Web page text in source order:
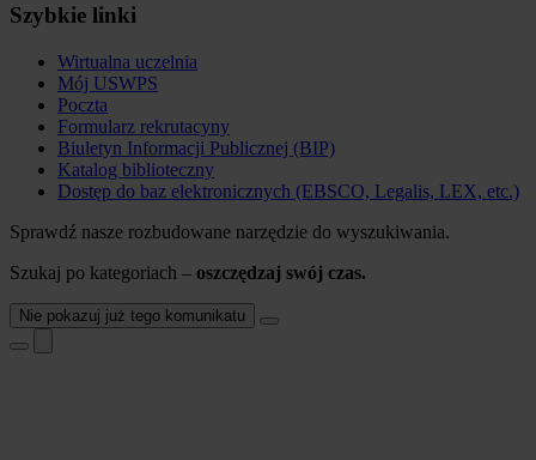
Szybkie linki
Wirtualna uczelnia
Mój USWPS
Poczta
Formularz rekrutacyny
Biuletyn Informacji Publicznej (BIP)
Katalog biblioteczny
Dostęp do baz elektronicznych (EBSCO, Legalis, LEX, etc.)
Sprawdź nasze rozbudowane narzędzie do wyszukiwania.
Szukaj po kategoriach – oszczędzaj swój czas.
Nie pokazuj już tego komunikatu